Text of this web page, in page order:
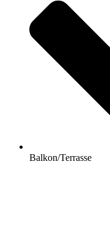
Balkon/Terrasse